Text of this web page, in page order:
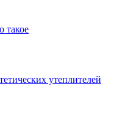
такое
утеплителей